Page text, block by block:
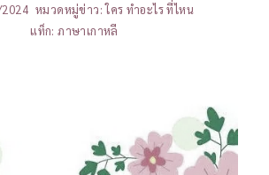
หมวดหมู่ข่าว:ใคร ทำอะไร ที่ไหน
แท็ก: ภาษาเกาหลี